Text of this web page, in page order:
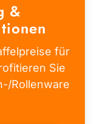
&
für
Sie
Rollenware